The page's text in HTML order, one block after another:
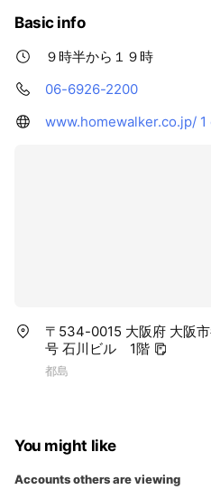
Basic info
９時半から１９時
06-6926-2200
www.homewalker.co.jp/
〒534-0015 大阪府 大阪
号 石川ビル 1階
都島
You might like
Accounts others are viewing